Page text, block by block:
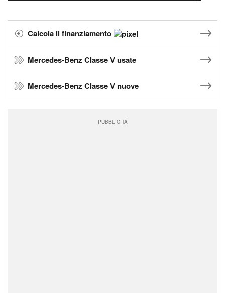
Calcola il finanziamento
Mercedes-Benz Classe V usate
Mercedes-Benz Classe V nuove
PUBBLICITÀ